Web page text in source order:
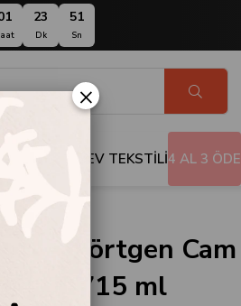
23
Dk
50
Sn
EV TEKSTİLİ4 AL 3 ÖDE
Dikdörtgen Cam
Kabı 715 ml
×